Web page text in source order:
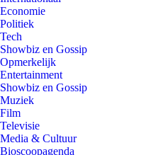
Economie
Politiek
Tech
Showbiz en Gossip
Opmerkelijk
Entertainment
Showbiz en Gossip
Muziek
Film
Televisie
Media & Cultuur
Bioscoopagenda